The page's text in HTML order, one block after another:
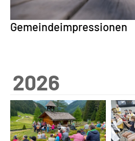
Gemeindeimpressionen
2026